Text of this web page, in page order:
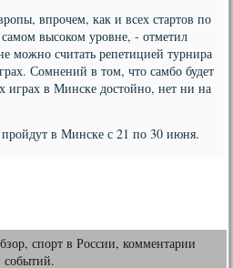
впрочем, как и всех стартов по
высоком уровне, - отметил
можно считать репетицией турнира
Сомнений в том, что самбо будет
играх в Минске достойно, нет ни на
в Минске с 21 по 30 июня.
спорт в России, комментарии
событий.